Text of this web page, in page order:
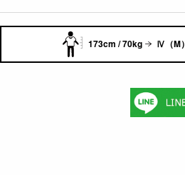
173cm / 70kg Ⅳ（M）